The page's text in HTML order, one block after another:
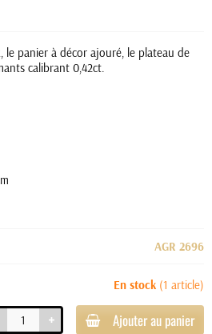
le panier à décor ajouré, le plateau de
calibrant 0,42ct.
AGR 2696
En stock (1 article)
Ajouter au panier